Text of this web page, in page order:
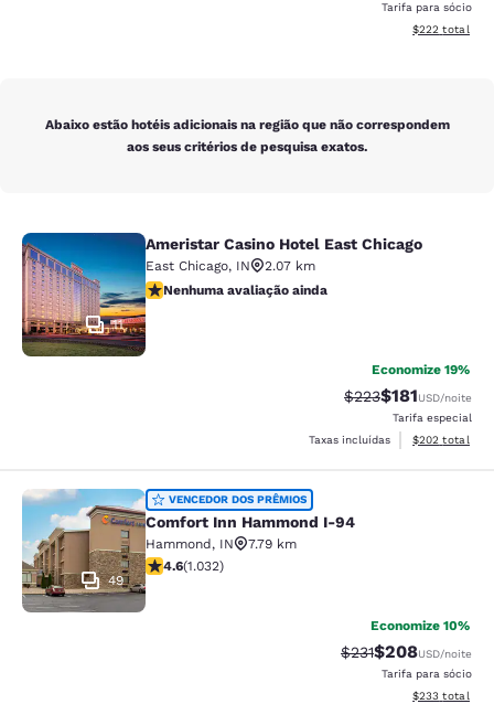
Tarifa para sócio
Exibir
$222 total
Abaixo estão hotéis adicionais na região que não correspondem
aos seus critérios de pesquisa exatos.
Ameristar Casino Hotel East
11
Ameristar Casino Hotel East Chicago
East Chicago, IN
2.07 km
Nenhuma avaliação ainda
Nenhuma avaliação ainda
Economize 19%
Tarifa anterior
$223Tarifa com
$181USD/noite
Tarifa especial
Taxas incluídas
Exibir
$202 total
Comfort Inn Hammond I-94
49
VENCEDOR DOS PRÊMIOS
Comfort Inn Hammond I-94
Hammond, IN
7.79 km
classificação 4.56 estrelas. Excelente. 1032 avaliações
4.6(1.032)
Economize 10%
Tarifa anterior
$231Tarifa com
$208USD/noite
Tarifa para sócio
Exibir
$233 total